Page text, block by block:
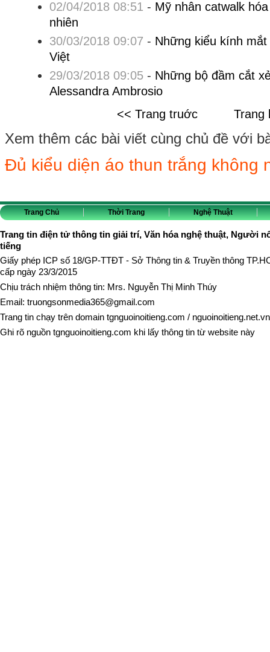
02/04/2018 08:51 - Mỹ nhân catwalk
nhiên
30/03/2018 09:07 - Những kiểu kính
Việt
29/03/2018 09:05- Những bộ đầm cắt
Alessandra Ambrosio
<< Trang truớc
Trang
Xem thêm các bài viết cùng chủ đề với
Đủ kiểu diện áo thun trắng không
Trang Chủ Thời Trang Nghệ Thuật
Trang tin điện tử thông tin giải trí, Văn hóa nghệ thuật, Người
tiếng
Giấy phép ICP số 18/GP-TTĐT - Sở Thông tin & Truyền thông
cấp ngày 23/3/2015
Chịu trách nhiệm thông tin: Mrs. Nguyễn Thị Minh Thúy
Email: truongsonmedia365@gmail.com
Trang tin chạy trên domain tgnguoinoitieng.com / nguoinoitieng.net.vn
Ghi rõ nguồn tgnguoinoitieng.com khi lấy thông tin từ website này